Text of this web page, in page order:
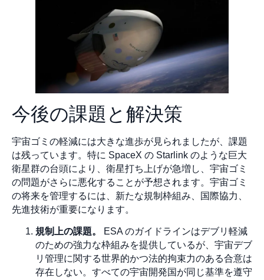
今後の課題と解決策
宇宙ゴミの軽減には大きな進歩が見られましたが、課題
は残っています。特に SpaceX の Starlink のような巨大
衛星群の台頭により、衛星打ち上げが急増し、宇宙ゴミ
の問題がさらに悪化することが予想されます。宇宙ゴミ
の将来を管理するには、新たな規制枠組み、国際協力、
先進技術が重要になります。
規制上の課題。
ESA のガイドラインはデブリ軽減
のための強力な枠組みを提供しているが、宇宙デブ
リ管理に関する世界的かつ法的拘束力のある合意は
存在しない。すべての宇宙開発国が同じ基準を遵守